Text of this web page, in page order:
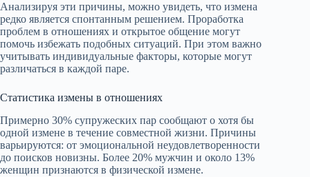
Анализируя эти причины, можно увидеть, что измена
редко является спонтанным решением. Проработка
проблем в отношениях и открытое общение могут
помочь избежать подобных ситуаций. При этом важно
учитывать индивидуальные факторы, которые могут
различаться в каждой паре.
Статистика измены в отношениях
Примерно 30% супружеских пар сообщают о хотя бы
одной измене в течение совместной жизни. Причины
варьируются: от эмоциональной неудовлетворенности
до поисков новизны. Более 20% мужчин и около 13%
женщин признаются в физической измене.